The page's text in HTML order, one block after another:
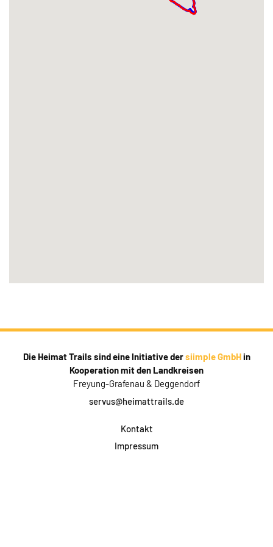
Die Heimat Trails sind eine Initiative dersiimple GmbHin
Kooperation mit den Landkreisen
Freyung-Grafenau & Deggendorf
servus@heimattrails.de
Kontakt
Impressum